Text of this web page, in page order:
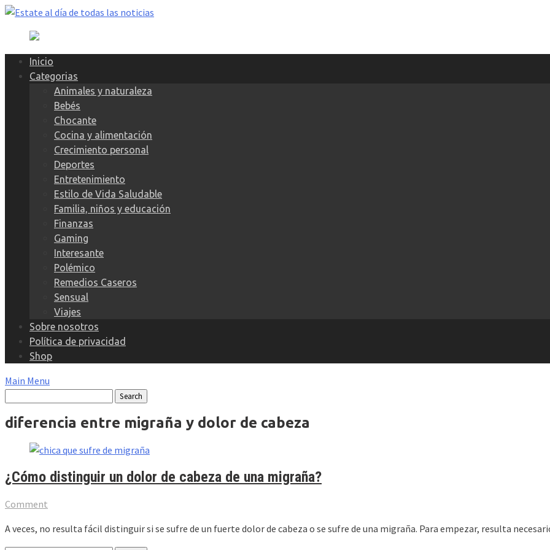
Skip
content
Inicio
Categorias
Animales y naturaleza
Bebés
Chocante
Cocina y alimentación
Crecimiento personal
Deportes
Entretenimiento
Estilo de Vida Saludable
Familia, niños y educación
Finanzas
Gaming
Interesante
Polémico
Remedios Caseros
Sensual
Viajes
Sobre nosotros
Política de privacidad
Shop
Main Menu
diferencia entre migraña y dolor de cabeza
¿Cómo distinguir un dolor de cabeza de una migraña?
Comment
A veces, no resulta fácil distinguir si se sufre de un fuerte dolor de cabeza o se sufre de una migraña. Para empezar, resulta